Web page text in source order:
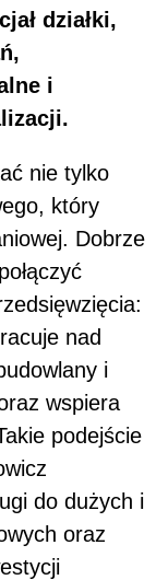
działki,
i
nie tylko
który
Dobrze
nad
i
wspiera
podejście
do dużych i
oraz